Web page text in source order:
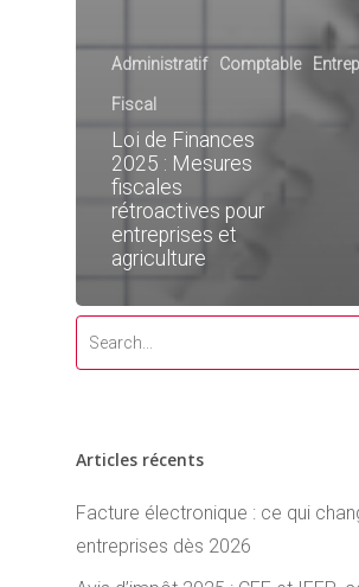
Administratif Comptable
Fiscal
Loi de Finances
2025 : Mesures
fiscales
rétroactives pour
entreprises et
agriculture
Articles récents
Facture électronique : ce qui
entreprises dès 2026